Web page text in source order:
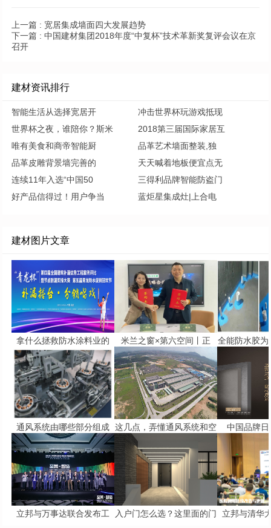
上一篇 : 宽居集成墙面四大发展趋势
下一篇 : 中国建材集团2018年度“中复杯”技术革新奖复评会议在京
召开
建材资讯排行
智能生活从选择宽居开
冲击世界杯玩游戏抵现
世界杯之夜，谁陪你？斯米
2018第三届国际家居互
唯有美食和商帝智能厨
品革艺术墙面整装,独
品革皮雕背景墙完善的
天天喊着地板便宜点无
连续11年入选“中国50
三得利品牌智能防盗门
好产品信得过！用户争当
蓝炬星集成灶|上合电
建材图片文章
拿什么拯救防水涂料业的 米兰之窗×第六空间丨正 全能防水胶
通风系统由哪些部分组成 这几点，弄懂通风系统和空 中国品牌
立邦与万事达联合发布工 入户门怎么选？这里面的门 立邦与清华